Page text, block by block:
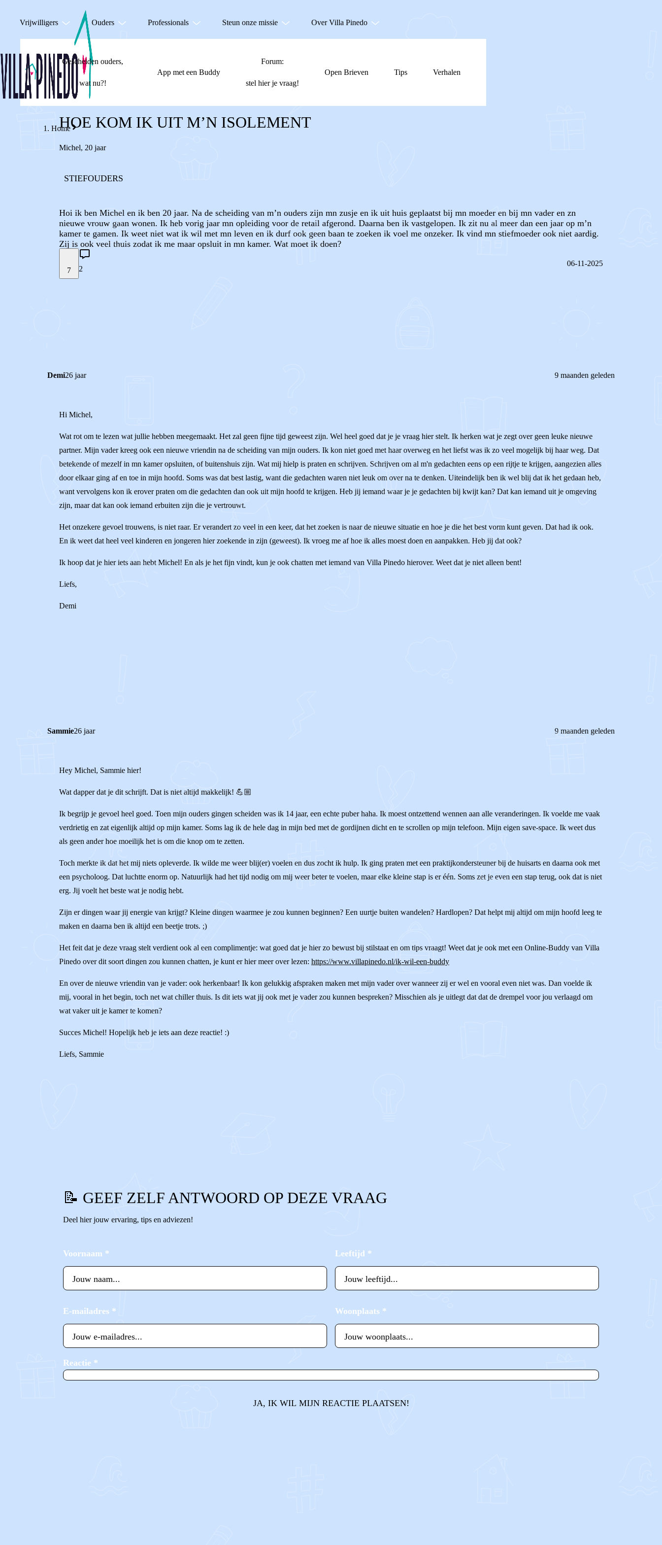
Vrijwilligers Ouders Professionals Steun onze missie Over Villa Pinedo
Gescheiden ouders,
wat nu?!
App met een Buddy
Forum:
stel hier je vraag!
Open Brieven Tips Verhalen
Home
HOE KOM IK UIT M’N ISOLEMENT
Michel, 20 jaar
STIEFOUDERS
Hoi ik ben Michel en ik ben 20 jaar. Na de scheiding van m’n ouders zijn mn zusje en ik uit huis geplaatst bij mn moeder en bij mn vader en zn
nieuwe vrouw gaan wonen. Ik heb vorig jaar mn opleiding voor de retail afgerond. Daarna ben ik vastgelopen. Ik zit nu al meer dan een jaar op m’n
kamer te gamen. Ik weet niet wat ik wil met mn leven en ik durf ook geen baan te zoeken ik voel me onzeker. Ik vind mn stiefmoeder ook niet aardig.
Zij is ook veel thuis zodat ik me maar opsluit in mn kamer. Wat moet ik doen?
7 2
06-11-2025
Demi26 jaar 9 maanden geleden
Hi Michel,
Wat rot om te lezen wat jullie hebben meegemaakt. Het zal geen fijne tijd geweest zijn. Wel heel goed dat je je vraag hier stelt. Ik herken wat je zegt over geen leuke nieuwe
partner. Mijn vader kreeg ook een nieuwe vriendin na de scheiding van mijn ouders. Ik kon niet goed met haar overweg en het liefst was ik zo veel mogelijk bij haar weg. Dat
betekende of mezelf in mn kamer opsluiten, of buitenshuis zijn. Wat mij hielp is praten en schrijven. Schrijven om al m'n gedachten eens op een rijtje te krijgen, aangezien alles
door elkaar ging af en toe in mijn hoofd. Soms was dat best lastig, want die gedachten waren niet leuk om over na te denken. Uiteindelijk ben ik wel blij dat ik het gedaan heb,
want vervolgens kon ik erover praten om die gedachten dan ook uit mijn hoofd te krijgen. Heb jij iemand waar je je gedachten bij kwijt kan? Dat kan iemand uit je omgeving
zijn, maar dat kan ook iemand erbuiten zijn die je vertrouwt.
Het onzekere gevoel trouwens, is niet raar. Er verandert zo veel in een keer, dat het zoeken is naar de nieuwe situatie en hoe je die het best vorm kunt geven. Dat had ik ook.
En ik weet dat heel veel kinderen en jongeren hier zoekende in zijn (geweest). Ik vroeg me af hoe ik alles moest doen en aanpakken. Heb jij dat ook?
Ik hoop dat je hier iets aan hebt Michel! En als je het fijn vindt, kun je ook chatten met iemand van Villa Pinedo hierover. Weet dat je niet alleen bent!
Liefs,
Demi
Sammie26 jaar 9 maanden geleden
Hey Michel, Sammie hier!
Wat dapper dat je dit schrijft. Dat is niet altijd makkelijk! 💪🏼
Ik begrijp je gevoel heel goed. Toen mijn ouders gingen scheiden was ik 14 jaar, een echte puber haha. Ik moest ontzettend wennen aan alle veranderingen. Ik voelde me vaak
verdrietig en zat eigenlijk altijd op mijn kamer. Soms lag ik de hele dag in mijn bed met de gordijnen dicht en te scrollen op mijn telefoon. Mijn eigen save-space. Ik weet dus
als geen ander hoe moeilijk het is om die knop om te zetten.
Toch merkte ik dat het mij niets opleverde. Ik wilde me weer blij(er) voelen en dus zocht ik hulp. Ik ging praten met een praktijkondersteuner bij de huisarts en daarna ook met
een psycholoog. Dat luchtte enorm op. Natuurlijk had het tijd nodig om mij weer beter te voelen, maar elke kleine stap is er één. Soms zet je even een stap terug, ook dat is niet
erg. Jij voelt het beste wat je nodig hebt.
Zijn er dingen waar jij energie van krijgt? Kleine dingen waarmee je zou kunnen beginnen? Een uurtje buiten wandelen? Hardlopen? Dat helpt mij altijd om mijn hoofd leeg te
maken en daarna ben ik altijd een beetje trots. ;)
Het feit dat je deze vraag stelt verdient ook al een complimentje: wat goed dat je hier zo bewust bij stilstaat en om tips vraagt! Weet dat je ook met een Online-Buddy van Villa
Pinedo over dit soort dingen zou kunnen chatten, je kunt er hier meer over lezen: https://www.villapinedo.nl/ik-wil-een-buddy
En over de nieuwe vriendin van je vader: ook herkenbaar! Ik kon gelukkig afspraken maken met mijn vader over wanneer zij er wel en vooral even niet was. Dan voelde ik
mij, vooral in het begin, toch net wat chiller thuis. Is dit iets wat jij ook met je vader zou kunnen bespreken? Misschien als je uitlegt dat dat de drempel voor jou verlaagd om
wat vaker uit je kamer te komen?
Succes Michel! Hopelijk heb je iets aan deze reactie! :)
Liefs, Sammie
📝 GEEF ZELF ANTWOORD OP DEZE VRAAG
Deel hier jouw ervaring, tips en adviezen!
Voornaam * Leeftijd *
E-mailadres * Woonplaats *
Reactie *
JA, IK WIL MIJN REACTIE PLAATSEN!